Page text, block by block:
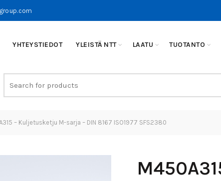
YHTEYSTIEDOT YLEISTÄ NTT LAATU TUOTANTO
for:
– Kuljetusketju M-sarja – DIN 8167 ISO1977 SFS2380